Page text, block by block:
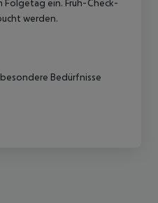
Folgetag ein. Früh-Check-
werden.
Bedürfnisse